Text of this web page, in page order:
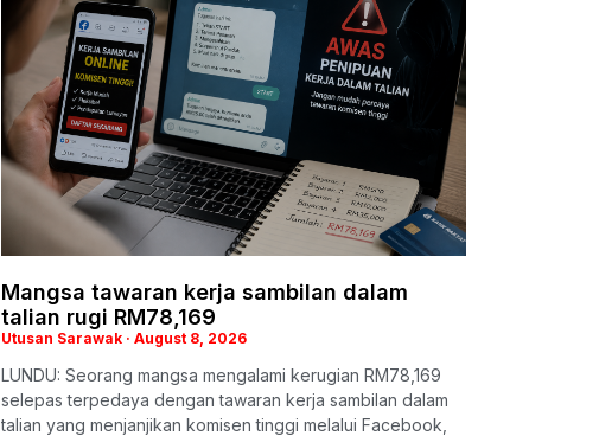
Mangsa tawaran kerja sambilan dalam
talian rugi RM78,169
Utusan Sarawak August 8, 2026
LUNDU: Seorang mangsa mengalami kerugian RM78,169
selepas terpedaya dengan tawaran kerja sambilan dalam
talian yang menjanjikan komisen tinggi melalui Facebook,